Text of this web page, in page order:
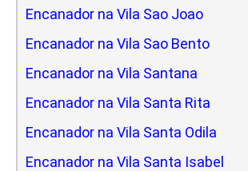
Encanador na Vila Sao Joao
Encanador na Vila Sao Bento
Encanador na Vila Santana
Encanador na Vila Santa Rita
Encanador na Vila Santa Odila
Encanador na Vila Santa Isabel